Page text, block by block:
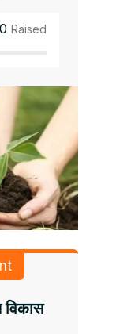
Raised